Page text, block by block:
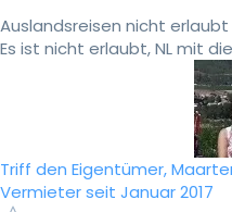
Auslandsreisen nicht erlaubt
Es ist nicht erlaubt, NL mit
Triff den Eigentümer,
Vermieter seit Januar 2017